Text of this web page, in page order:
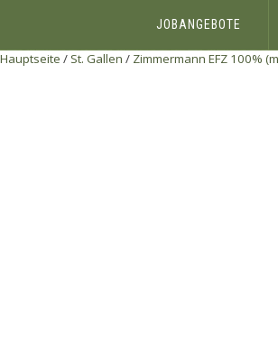
JOBANGEBOTE
Hauptseite / St. Gallen / Zimmermann EFZ 100%